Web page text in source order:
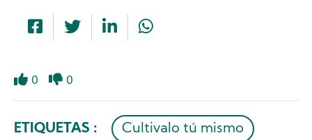
0 0
ETIQUETAS : Cultivalo tú mismo